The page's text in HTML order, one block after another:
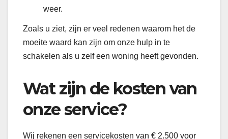
weer.
Zoals u ziet, zijn er veel redenen waarom het de
moeite waard kan zijn om onze hulp in te
schakelen als u zelf een woning heeft gevonden.
Wat zijn de kosten van
onze service?
Wij rekenen een servicekosten van € 2.500 voor